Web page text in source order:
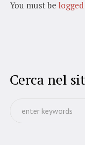
You must be
Cerca nel